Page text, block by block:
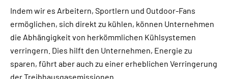
Indem wir es Arbeitern, Sportlern und Outdoor-Fans
ermöglichen, sich direkt zu kühlen, können Unternehmen
die Abhängigkeit von herkömmlichen Kühlsystemen
verringern. Dies hilft den Unternehmen, Energie zu
sparen, führt aber auch zu einer erheblichen Verringerung
der Treibhausgasemissionen.